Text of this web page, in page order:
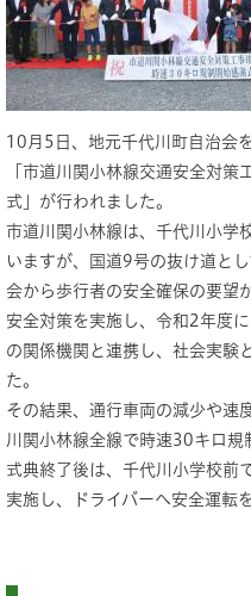
10月5日、地元千代川町自治会
「市道川関小林線交通安全対
式」が行われました。
市道川関小林線は、千代川小学
いますが、国道9号の抜け道と
会から歩行者の安全確保の要望
安全対策を実施し、令和2年度
の関係機関と連携し、社会実験
た。
その結果、通行車両の減少や速
川関小林線全線で時速30キロ規
式典終了後は、千代川小学校前
実施し、ドライバーへ安全運転